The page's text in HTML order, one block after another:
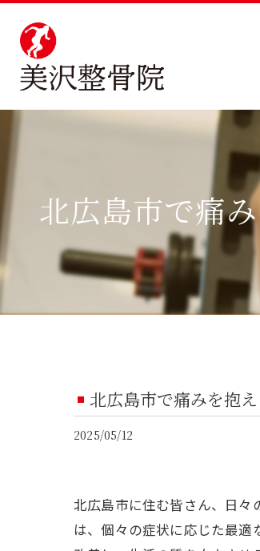
北広島市で痛
北広島市で痛みを抱
2025/05/12
北広島市に住む皆さん、日々
は、個々の症状に応じた最